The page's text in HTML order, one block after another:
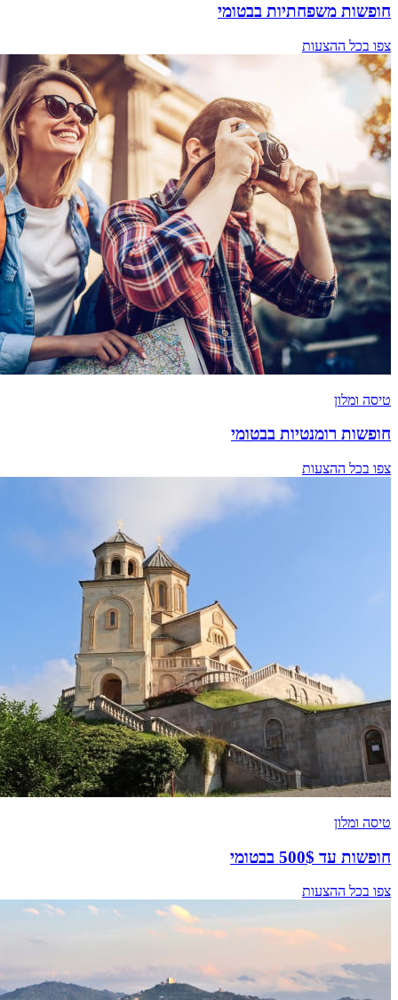
חופשות משפחתיות בבטומי
צפו בכל ההצעות
טיסה ומלון
חופשות רומנטיות בבטומי
צפו בכל ההצעות
טיסה ומלון
חופשות עד 500$ בבטומי
צפו בכל ההצעות